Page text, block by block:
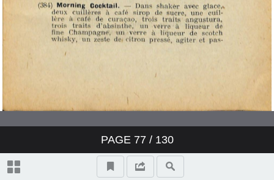
PAGE 77/ 130